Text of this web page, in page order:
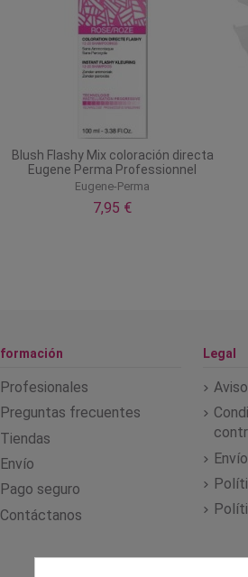
Blush Flashy Mix coloración directa
Eugene Perma Professionnel
Eugene-Perma
7,95 €
Profesionales
Preguntas frecuentes
Tiendas
Envío
Pago seguro
Contáctanos
Legal
Envío